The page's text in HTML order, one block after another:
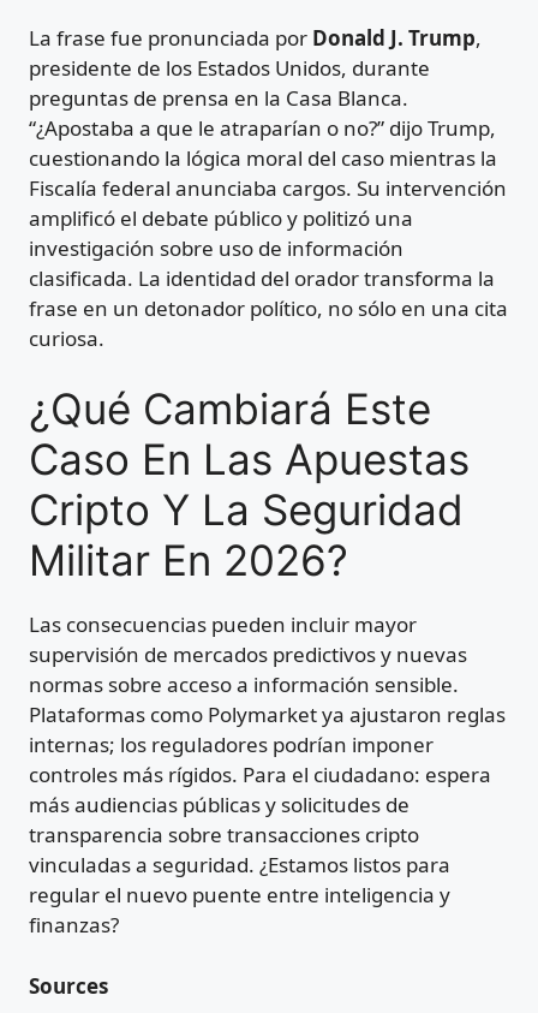
La frase fue pronunciada por Donald J. Trump,
presidente de los Estados Unidos, durante
preguntas de prensa en la Casa Blanca.
“¿Apostaba a que le atraparían o no?” dijo Trump,
cuestionando la lógica moral del caso mientras la
Fiscalía federal anunciaba cargos. Su intervención
amplificó el debate público y politizó una
investigación sobre uso de información
clasificada. La identidad del orador transforma la
frase en un detonador político, no sólo en una cita
curiosa.
¿Qué Cambiará Este
Caso En Las Apuestas
Cripto Y La Seguridad
Militar En 2026?
Las consecuencias pueden incluir mayor
supervisión de mercados predictivos y nuevas
normas sobre acceso a información sensible.
Plataformas como Polymarket ya ajustaron reglas
internas; los reguladores podrían imponer
controles más rígidos. Para el ciudadano: espera
más audiencias públicas y solicitudes de
transparencia sobre transacciones cripto
vinculadas a seguridad. ¿Estamos listos para
regular el nuevo puente entre inteligencia y
finanzas?
Sources